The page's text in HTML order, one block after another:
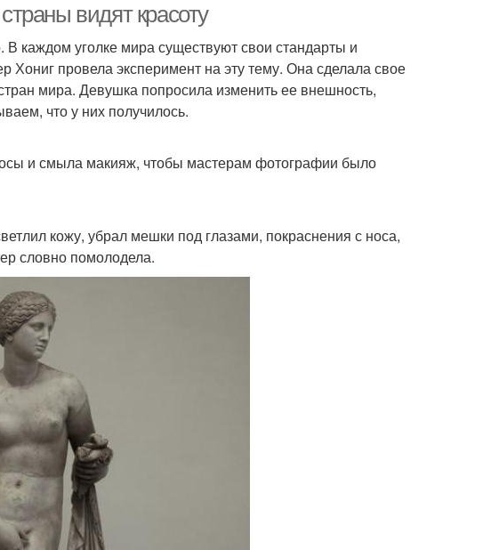
видят красоту
каждом уголке мира существуют свои стандарты и
провела эксперимент на эту тему. Она сделала свое
мира. Девушка попросила изменить ее внешность,
что у них получилось.
и смыла макияж, чтобы мастерам фотографии было
кожу, убрал мешки под глазами, покраснения с носа,
словно помолодела.